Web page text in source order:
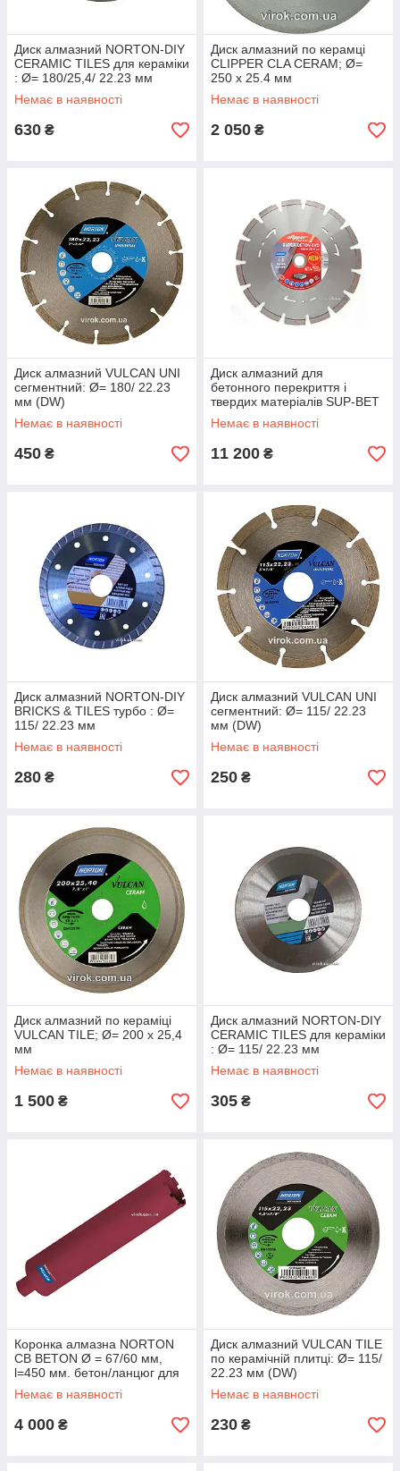
Диск алмазний NORTON-DIY
CERAMIC TILES для кераміки
: Ø= 180/25,4/ 22.23 мм
Немає в наявності
630 ₴
Диск алмазний по керамці
CLIPPER CLA CERAM; Ø=
250 x 25.4 мм
Немає в наявності
2 050 ₴
Диск алмазний VULCAN UNI
сегментний: Ø= 180/ 22.23
мм (DW)
Немає в наявності
450 ₴
Диск алмазний для
бетонного перекриття і
твердих матеріалів SUP-BET
EVO 28120 , Ø= 300/25,4 мм
(DW)
Немає в наявності
11 200 ₴
Диск алмазний NORTON-DIY
BRICKS & TILES турбо : Ø=
115/ 22.23 мм
Немає в наявності
280 ₴
Диск алмазний VULCAN UNI
сегментний: Ø= 115/ 22.23
мм (DW)
Немає в наявності
250 ₴
Диск алмазний по кераміці
VULCAN TILE; Ø= 200 x 25,4
мм
Немає в наявності
1 500 ₴
Диск алмазний NORTON-DIY
CERAMIC TILES для кераміки
: Ø= 115/ 22.23 мм
Немає в наявності
305 ₴
Коронка алмазна NORTON
CB BETON Ø = 67/60 мм,
l=450 мм. бетон/ланцюг для
CDM163 i CDM203 (DW)
Немає в наявності
4 000 ₴
Диск алмазний VULCAN TILE
по керамічній плитці: Ø= 115/
22.23 мм (DW)
Немає в наявності
230 ₴